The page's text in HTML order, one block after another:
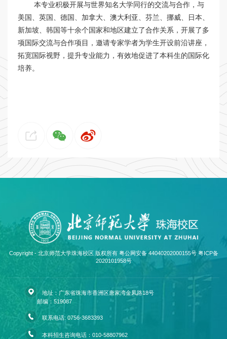
本专业积极开展与世界知名大学同行的交流与合作，与
美国、英国、德国、加拿大、澳大利亚、芬兰、挪威、日本、
新加坡、韩国等十余个国家和地区建立了合作关系，开展了多
项国际交流与合作项目，邀请专家学者为学生开设前沿讲座，
拓宽国际视野，提升专业能力，有效地促进了本科生的国际化
培养。
Copyright - 北京师范大学珠海校区 版权所有 粤公网安备 44040202000155号 粤ICP备
2020101958号
地址：广东省珠海市香洲区唐家湾金凤路18号
邮编：519087
联系电话: 0756-3683393
本科招生咨询电话：010-58807962